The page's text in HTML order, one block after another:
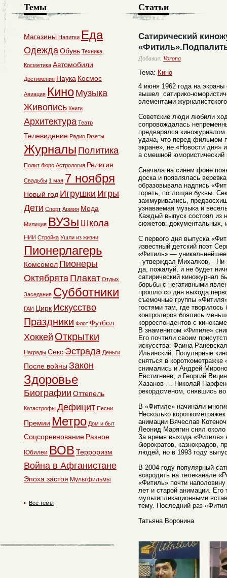
Статьи
Сатирический
Добавил: Vorona
Тема: Кино
4 июня 1962 года на экраны
вышел сатирико-
элементами
Советские люди любили
сопровождалась
предварялся
удача, что перед фильмом
экране», не «Новости дня»
а смешной юмористический
Сначала на синем фоне
доска и появлялась
образовывала надпись
гореть, поглощая буквы.
зажмуривались,
узнаваемая музыка и
Каждый выпуск состоял из
сюжетов: документальных,
С первого дня выпуска
известный детский поэт
«Фитиль» —
- утверждал Михалков, - Ни
да, пожалуй, и не будет
сатирический киножурнал
борьбы с негативными
прошло со дня выхода
съемочные группы
гостями там, где творилось
контролеров боялись
корреспондентов с
В знаменитом «Фитиле»
Его почтили своим
искусства: Фаина
Ильинский. Популярные
сняться в
снимались и Андрей
Евстигнеев, и Георгий
Хазанов … Николай
рекордсменом, снявшись
В «Фитиле» начинали
Несколько
анимации Вячеслав
Леонид Марягин снял
За время выхода «Фитиля»
бюрократов, казнокрадов,
людей, но в 1993 году
В 2004 году популярный
возродить на телеканале
«Фитиль» почти
лет и старой анимации.
мультипликационными
тему. Последний раз
Татьяна Воронина
Темы
Магазины Напитки Еда
ОдеждаОбувь Техника
Косметика Автомобили
Достижения Наука Космос
Авиация Кино Музыка
Живопись Книги
Архитектура Театр
Телевидение Радио Газеты
Журналы Политика
Полит бюро Астрология Религия
Свадьбы 1 мая 7 ноября
Новый год Игрушки Игры
Дети Спорт Армия Мода
Милиция ВУЗы Школа
НИИ Стройка Ушли из жизни
Пионерлагерь
Комсомол Пионеры
Октябрята Плакат Отдых
Заседания Субботники
ГАИ Цирк Искусство
Праздники Флот Футбол
Хоккей Открытки
Награды Секс Эстрада Деньги
После войны Закон
Здоровье
Биографии Оттепель
Катастрофы Дефицит Песни
Премии Метро Дом и быт
Соцсоревнование Разное
Юбилеи ВОВ Терроризм
Война в Афганистане
Эпоха застоя Мультфильмы
Все темы